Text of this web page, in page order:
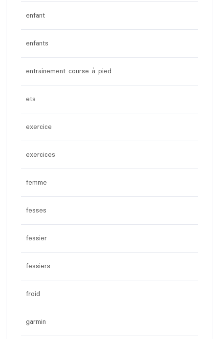
enfant
enfants
entrainement course à pied
ets
exercice
exercices
femme
fesses
fessier
fessiers
froid
garmin